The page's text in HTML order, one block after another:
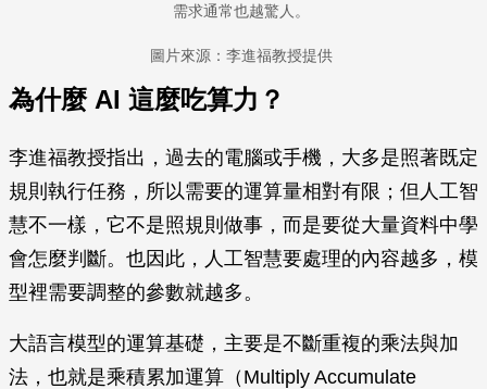
需求通常也越驚人。
圖片來源：李進福教授提供
為什麼 AI 這麼吃算力？
李進福教授指出，過去的電腦或手機，大多是照著既定
規則執行任務，所以需要的運算量相對有限；但人工智
慧不一樣，它不是照規則做事，而是要從大量資料中學
會怎麼判斷。也因此，人工智慧要處理的內容越多，模
型裡需要調整的參數就越多。
大語言模型的運算基礎，主要是不斷重複的乘法與加
法，也就是乘積累加運算（Multiply Accumulate